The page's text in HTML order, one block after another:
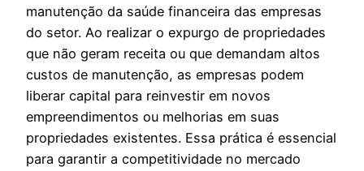
manutenção da saúde financeira das empresas
do setor. Ao realizar o expurgo de propriedades
que não geram receita ou que demandam altos
custos de manutenção, as empresas podem
liberar capital para reinvestir em novos
empreendimentos ou melhorias em suas
propriedades existentes. Essa prática é essencial
para garantir a competitividade no mercado